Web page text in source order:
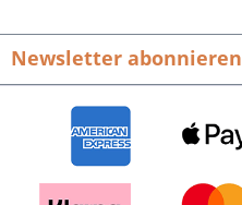
Newsletter abonnieren